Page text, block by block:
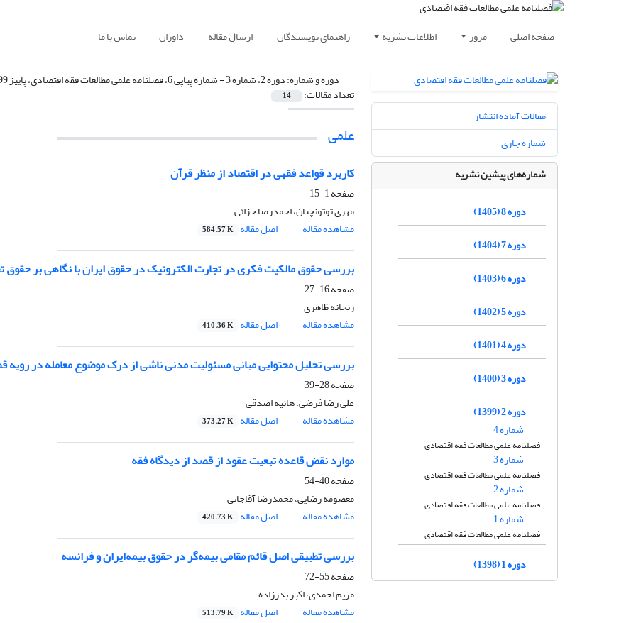
صفحه اصلی مرور اطلاعات نشریه راهنمای نویسندگان ارسال مقاله داوران تماس با ما
دوره و شماره:دوره 2، شماره 3 - شماره پیاپی 6، فصلنامه علمی مطالعات فقه اقتصادی، پاییز 1399، صفحه 1-171
تعداد مقالات: 14
علمی
کاربرد قواعد فقهی در اقتصاد از منظر قرآن
صفحه1-15
مهری توتونچیان، احمدرضا خزائی
مشاهده مقاله
اصل مقاله 584.57 K
بررسی حقوق مالکیت فکری در تجارت الکترونیک در حقوق ایران با نگاهی بر حقوق
صفحه16-27
ریحانه ظاهری
مشاهده مقاله
اصل مقاله 410.36 K
بررسی تحلیل محتوایی مبانی مسئولیت مدنی ناشی از درک موضوع معامله در رویه
صفحه28-39
علی رضا فرضی، هانیه اصدقی
مشاهده مقاله
اصل مقاله 373.27 K
موارد نقض قاعده تبعیت عقود از قصد از دیدگاه فقه
صفحه40-54
معصومه رضایی، محمدرضا آقاجانی
مشاهده مقاله
اصل مقاله 420.73 K
بررسی تطبیقی اصل قائم مقامی بیمه‌گر در حقوق بیمه‌ایران و فرانسه
صفحه55-72
مریم احمدی، اکبر بدرزاده
مشاهده مقاله
اصل مقاله 513.79 K
مقالات آماده انتشار
شماره جاری
شماره‌های پیشین نشریه
دوره 8 (1405)
دوره 7 (1404)
دوره 6 (1403)
دوره 5 (1402)
دوره 4 (1401)
دوره 3 (1400)
دوره 2 (1399)
شماره 4
فصلنامه علمی مطالعات فقه اقتصادی
شماره 3
فصلنامه علمی مطالعات فقه اقتصادی
شماره 2
فصلنامه علمی مطالعات فقه اقتصادی
شماره 1
فصلنامه علمی مطالعات فقه اقتصادی
دوره 1 (1398)